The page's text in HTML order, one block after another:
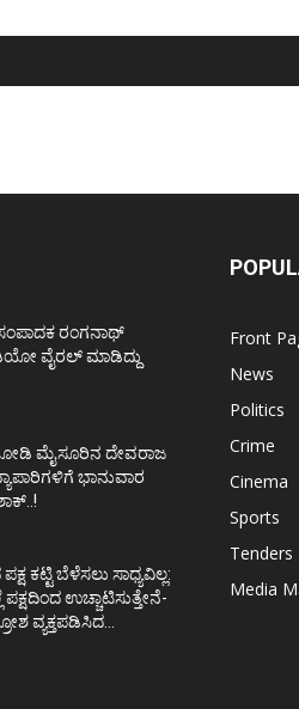
ರಂಗನಾಥ್
ವೈರಲ್ ಮಾಡಿದ್ದು
ಮೈಸೂರಿನ ದೇವರಾಜ
ಭಾನುವಾರ
ಕಟ್ಟಿ ಬೆಳೆಸಲು ಸಾಧ್ಯವಿಲ್ಲ:
ಉಚ್ಚಾಟಿಸುತ್ತೇನೆ-
ವ್ಯಕ್ತಪಡಿಸಿದ...
Front
News
Politics
Crime
Cinema
Sports
Tenders
Media